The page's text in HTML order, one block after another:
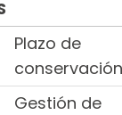
Plazo de
conservación
Gestión de